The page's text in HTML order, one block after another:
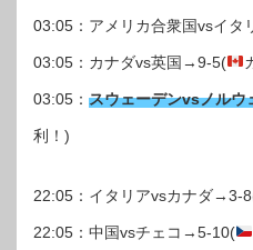
03:05：アメリカ合衆国vsイ
03:05：カナダvs英国→9-5(
03:05： スウェーデンvsノルウ
利！)
22:05：イタリアvsカナダ→3-
22:05：中国vsチェコ→5-10(